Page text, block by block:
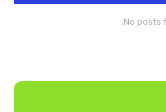
No posts